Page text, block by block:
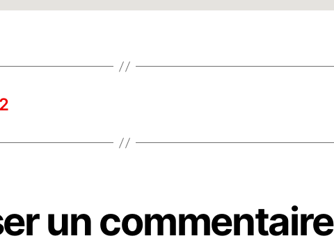
un commentaire